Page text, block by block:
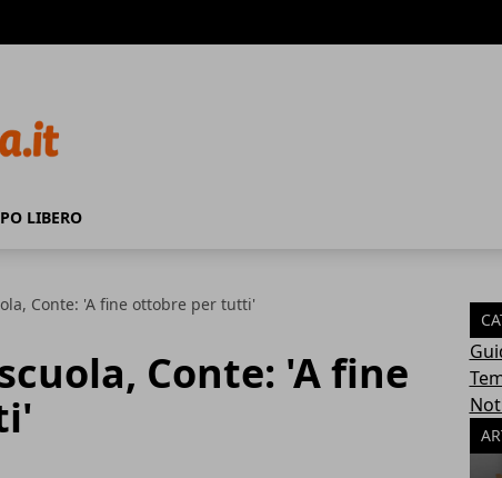
LIBERO
Conte: 'A fine ottobre per tutti'
Conte: 'A fine